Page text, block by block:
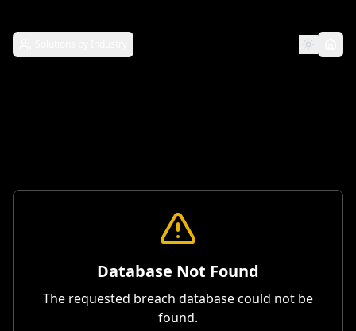
Database Not Found
The requested breach database could not be
found.